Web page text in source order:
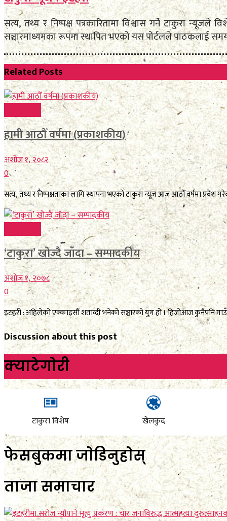
सत्य, तथ्य र निष्पक्ष पत्रकारितामा विश्वास गर्ने टाकुरा
सञ्चारमाध्यमका रूपमा स्थापित भएको यस पोर्टलले पाठकलाई
RelatedPosts
हामी आठौँ वर्षमा (प्रकाशकीय)
अशोज १, २०८२
0
सत्य, तथ्य र निष्पक्षताका लागि स्थापना भएको टाकुरा न्यूज आज आठौँ वर्षमा प्रवेश
‘टाकुरा’ खोज्दै जाँदा – सम्पादकीय
अशोज १, २०७८
0
इटहरी : अहिलेको एक्काइसौं शताव्दी भनेको सञ्चारको युग हो । हिजोआज कुनैपनि
Discussion about this post
क्याटेगाेरी
टाकुरा विशेष खेलकुद
फेसबुकमा जाेडिनुहाेस्
ताजा समाचार